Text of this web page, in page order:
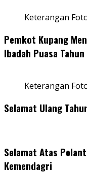
Keterangan
Pemkot Kupang
Ibadah Puasa
Keterangan
Selamat Ulang
Selamat Atas
Kemendagri